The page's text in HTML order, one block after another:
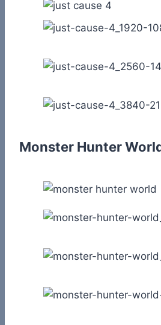
Monster Hunter